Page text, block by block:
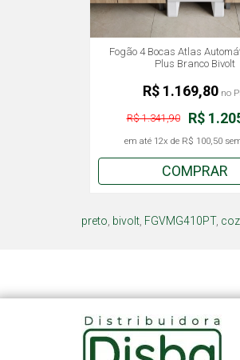
Fogão 4 Bocas Atlas
Plus Branco Bivolt
R$
R$ 1.341,90
em até 12x de R$ 100,50
R$ 1.169,80 no
COMPRAR
preto bivolt FGVMG410PT,